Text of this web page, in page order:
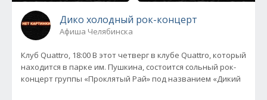
Дико холодный рок-концерт
Афиша Челябинска
Клуб Quattro, 18:00 В этот четверг в клубе Quattro, который
находится в парке им. Пушкина, состоится сольный рок-
концерт группы «Проклятый Рай» под названием «Дикий